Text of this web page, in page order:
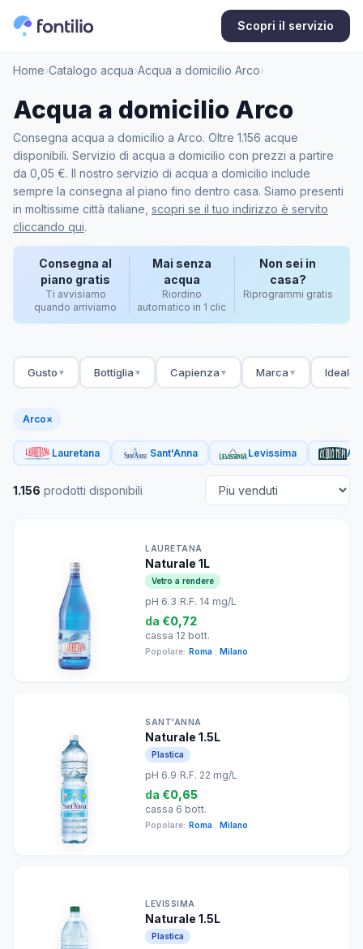
Scopri il servizio
Home›Catalogo acqua›Acqua a domicilio Arco›
Acqua a domicilio Arco
Consegna acqua a domicilio a Arco. Oltre 1.156 acque
disponibili. Servizio di acqua a domicilio con prezzi a partire
da 0,05 €. Il nostro servizio di acqua a domicilio include
sempre la consegna al piano fino dentro casa. Siamo presenti
in moltissime città italiane, scopri se il tuo indirizzo è servito
cliccando qui.
Consegna al
piano gratis
Ti avvisiamo
quando arriviamo
Mai senza
acqua
Riordino
automatico in 1 clic
Non sei in
casa?
Riprogrammi gratis
Gusto ▼ Bottiglia ▼ Capienza ▼ Marca ▼ Ideale
Arco×
Lauretana Sant'Anna Levissima
1.156 prodotti disponibili
LAURETANA
Naturale 1L
Vetro a rendere
pH 6.3 R.F. 14 mg/L
da €0,72
cassa 12 bott.
Popolare: Roma Milano
SANT'ANNA
Naturale 1.5L
Plastica
pH 6.9 R.F. 22 mg/L
da €0,65
cassa 6 bott.
Popolare: Roma Milano
LEVISSIMA
Naturale 1.5L
Plastica